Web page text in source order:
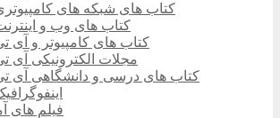
کتاب های شبکه های
کتاب های وب و
کتاب های کامپیوتر و آی
مجلات الکترونیکی آی
کتاب های درسی و دانشگاهی آی
فیلم های